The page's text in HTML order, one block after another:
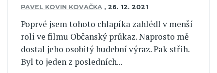
PAVEL KOVIN KOVAČKA , 26. 12. 2021
Poprvé jsem tohoto chlapíka zahlédl v menší
roli ve filmu Občanský průkaz. Naprosto mě
dostal jeho osobitý hudební výraz. Pak střih.
Byl to jeden z posledních...